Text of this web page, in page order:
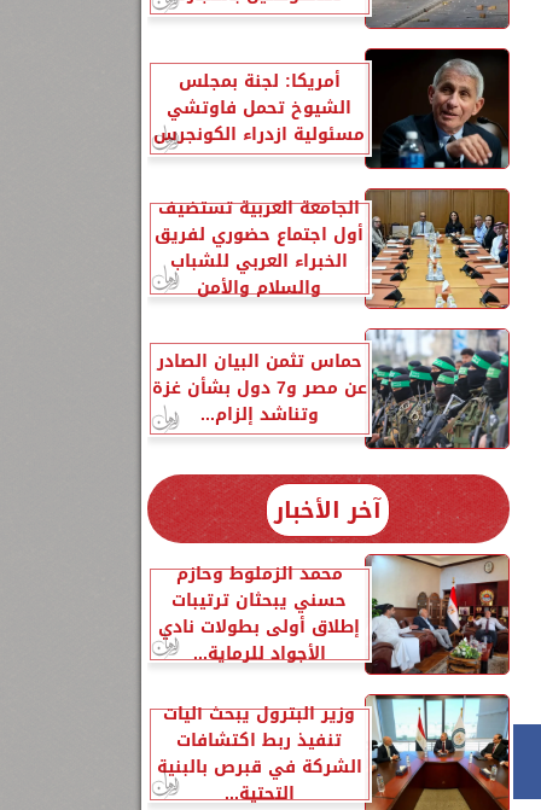
أمريكا: لجنة بمجلس
الشيوخ تحمل فاوتشي
مسئولية ازدراء الكونجرس
الجامعة العربية تستضيف
أول اجتماع حضوري لفريق
الخبراء العربي للشباب
والسلام والأمن
حماس تثمن البيان الصادر
عن مصر و7 دول بشأن غزة
وتناشد إلزام...
آخر الأخبار
محمد الزملوط وحازم
حسني يبحثان ترتيبات
إطلاق أولى بطولات نادي
الأجواد للرماية...
وزير البترول يبحث آليات
تنفيذ ربط اكتشافات
الشركة في قبرص بالبنية
التحتية...